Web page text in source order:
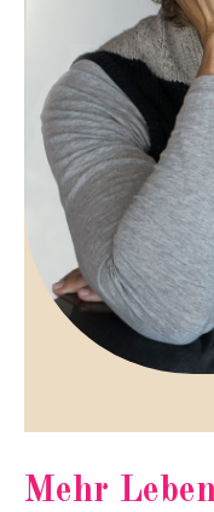
Mehr